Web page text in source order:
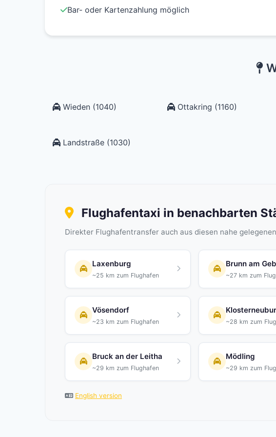
Bar- oder Kartenzahlung möglich
Wieden (1040) Ottakring (1160)
Landstraße (1030)
Flughafentaxi in benachbarten
Direkter Flughafentransfer auch aus diesen nahe
Laxenburg
~25 km zum Flughafen
Brunn am
~27 km zum
Vösendorf
~23 km zum Flughafen ~28 km zum
Bruck an der Leitha
~29 km zum Flughafen
Mödling
~29 km zum
English version